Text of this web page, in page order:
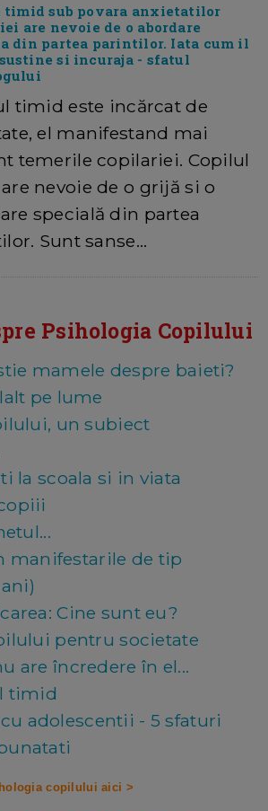
timid sub povara anxietatilor
are nevoie de o abordare
din partea parintilor. Iata cum il
si incuraja - sfatul
timid este incărcat de
el manifestand mai
temerile copilariei. Copilul
nevoie de o grijă si o
specială din partea
Sunt sanse…
Psihologia Copilului
mamele despre baieti?
pe lume
un subiect
la scoala si in viata
manifestarile de tip
Cine sunt eu?
pentru societate
are încredere în el...
timid
adolescentii - 5 sfaturi
copilului aici >